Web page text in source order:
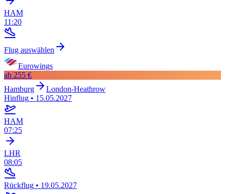
HAM
11:20
Flug auswählen
Eurowings
ab 255 €
Hamburg
London-Heathrow
Hinflug • 15.05.2027
HAM
07:25
LHR
08:05
Rückflug • 19.05.2027